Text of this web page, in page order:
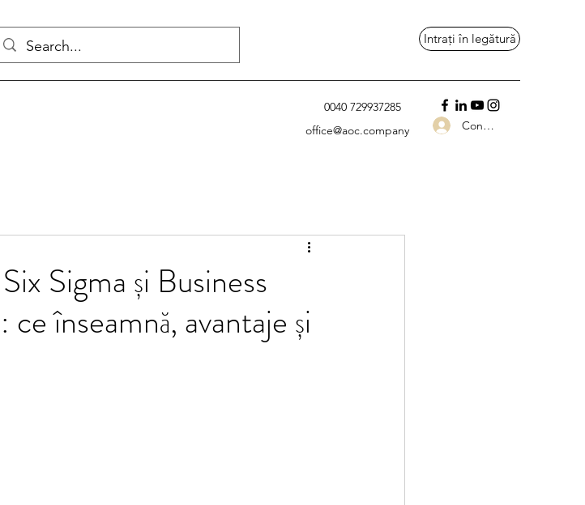
Intrați în legătură
office@aoc.company
0040 729937285
Conectează-te
Sigma și Business
înseamnă, avantaje și